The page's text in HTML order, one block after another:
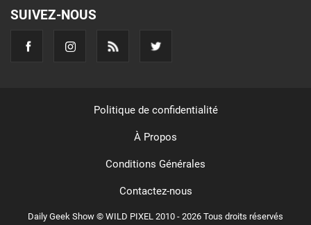
SUIVEZ-NOUS
Daily Geek Show © WILD PIXEL 2010 - 2026 Tous droits réservés
Politique de confidentialité
À Propos
Conditions Générales
Contactez-nous